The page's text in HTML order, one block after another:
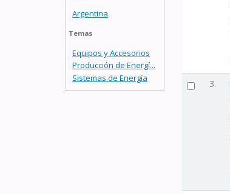
Argentina
Temas
Equipos y Accesorios
Producción de Energí...
Sistemas de Energía
3.